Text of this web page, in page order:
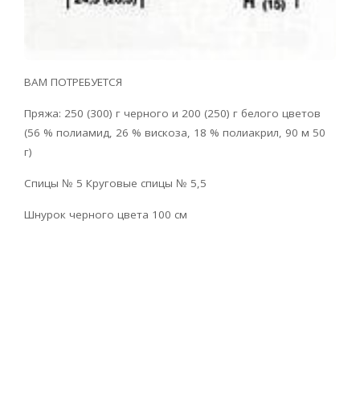
ВАМ ПОТРЕБУЕТСЯ
Пряжа: 250 (300) г черного и 200 (250) г белого цветов
(56 % полиамид, 26 % вискоза, 18 % полиакрил, 90 м 50
г)
Спицы № 5 Круговые спицы № 5,5
Шнурок черного цвета 100 см